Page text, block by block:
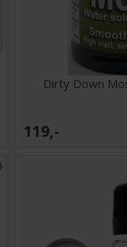
Med
Dirty Down
119,-